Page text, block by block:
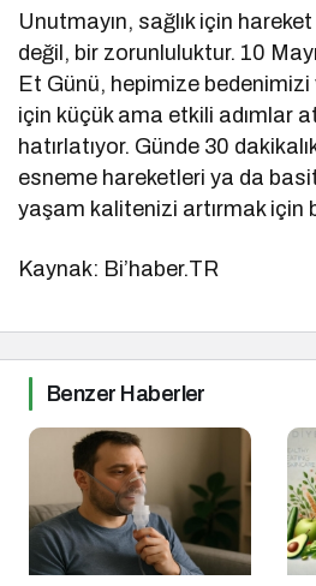
Unutmayın, sağlık için
değil, bir zorunluluktur. 10
Et Günü, hepimize
için küçük ama etkili adımlar
hatırlatıyor. Günde 30
esneme hareketleri ya da
yaşam kalitenizi artırmak için
Kaynak: Bi’haber.TR
Benzer Haberler